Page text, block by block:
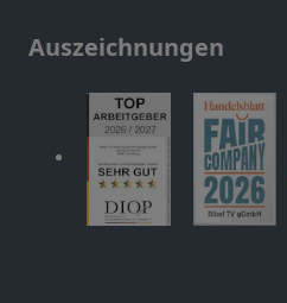
Auszeichnungen